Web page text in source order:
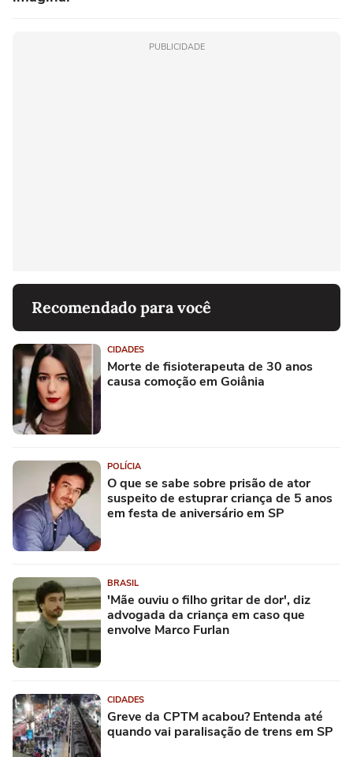
PUBLICIDADE
Recomendado para você
CIDADES
Morte de fisioterapeuta de 30 anos
causa comoção em Goiânia
POLÍCIA
O que se sabe sobre prisão de ator
suspeito de estuprar criança de 5 anos
em festa de aniversário em SP
BRASIL
'Mãe ouviu o filho gritar de dor', diz
advogada da criança em caso que
envolve Marco Furlan
CIDADES
Greve da CPTM acabou? Entenda até
quando vai paralisação de trens em SP